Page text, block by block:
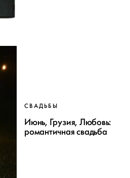
СВАДЬБЫ
Июнь, Грузия, Любовь:
романтичная свадьба